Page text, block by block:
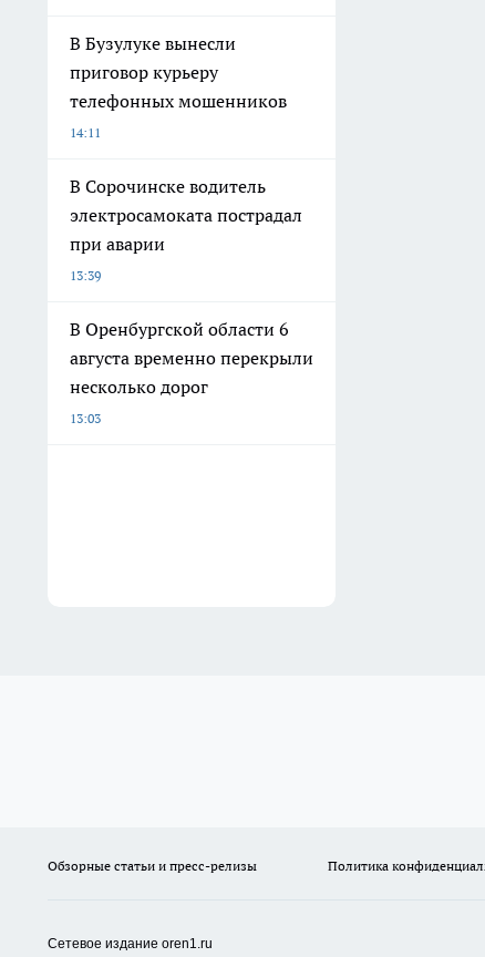
В Бузулуке вынесли
приговор курьеру
телефонных мошенников
14:11
В Сорочинске водитель
электросамоката пострадал
при аварии
13:39
В Оренбургской области 6
августа временно перекрыли
несколько дорог
13:03
Обзорные статьи и пресс-релизы Политика
Сетевое издание oren1.ru